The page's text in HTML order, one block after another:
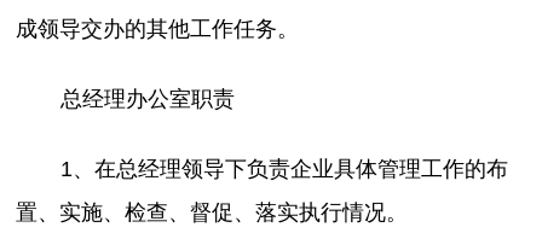
成领导交办的其他工作任务。
总经理办公室职责
1、在总经理领导下负责企业具体管理工作的布
置、实施、检查、督促、落实执行情况。